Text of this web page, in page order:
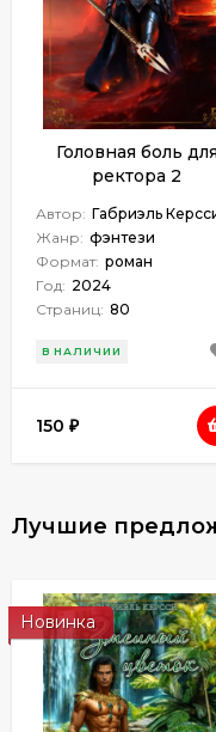
Головная боль для
ректора 2
Автор: Габриэль
Жанр: фэнтези
Формат: роман
Год: 2024
Страниц: 80
В НАЛИЧИИ
150 ₽
Лучшие
Новинка